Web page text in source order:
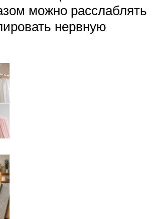
можно расслаблять
нервную